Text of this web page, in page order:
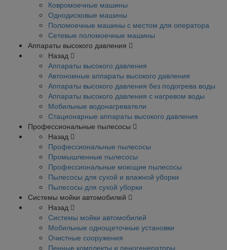
Ковромоечные машины
Однодисковые машины
Поломоечные машины с местом для оператора
Сетевые поломоечные машины
Аппараты высокого давления
Назад
Аппараты высокого давления
Автономные аппараты высокого давления
Аппараты высокого давления без подогрева воды
Аппараты высокого давления с нагревом воды
Мобильные водонагреватели
Стационарные аппараты высокого давления
Профессиональные пылесосы
Назад
Профессиональные пылесосы
Промышленные пылесосы
Профессиональные моющие пылесосы
Пылесосы для сухой и влажной уборки
Пылесосы для сухой уборки
Системы мойки автомобилей
Назад
Системы мойки автомобилей
Мобильные однощеточные установки
Очистные сооружения
Пенные комплекты и пеногенераторы